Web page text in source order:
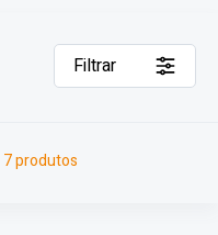
7 produtos
Filtrar